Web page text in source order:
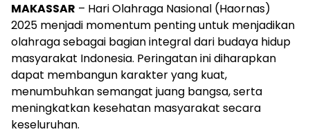
MAKASSAR – Hari Olahraga Nasional (Haornas)
2025 menjadi momentum penting untuk menjadikan
olahraga sebagai bagian integral dari budaya hidup
masyarakat Indonesia. Peringatan ini diharapkan
dapat membangun karakter yang kuat,
menumbuhkan semangat juang bangsa, serta
meningkatkan kesehatan masyarakat secara
keseluruhan.